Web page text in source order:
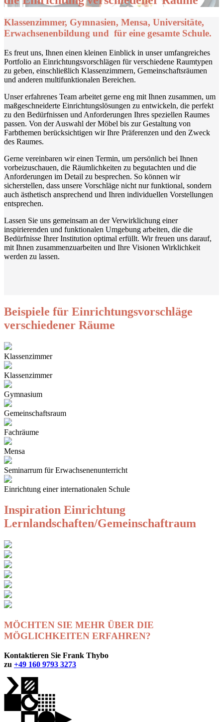
Klassenzimmer, Gymnasien, Mensa, Universitäte,
Erwachsenenbildung und für eine gesamte Schule.
Es freut uns, Ihnen einen kleinen Einblick in unser umfangreiches
Portfolio an Einrichtungsvorschlägen für verschiedene Raumtypen
zu geben, einschließlich Klassenzimmern, Gemeinschaftsräumen
und anderen multifunktionalen Bereichen.
Unser erfahrenes Team arbeitet gerne eng mit Ihnen zusammen, um
maßgeschneiderte Einrichtungslösungen zu entwickeln, die perfekt
zu den Bedürfnissen und Anforderungen Ihres speziellen Raumes
passen. Von der Auswahl der Möbel bis zur Gestaltung von
Farbthemen berücksichtigen wir Ihre Präferenzen und den Zweck
des Raumes.
Gerne vereinbaren wir einen Termin, um persönlich bei Ihnen
vorbeizuschauen, die Räumlichkeiten zu begutachten und die
Anforderungen im Detail zu besprechen. So können wir
sicherstellen, dass unsere Vorschläge nicht nur funktional, sondern
auch ästhetisch ansprechend und Ihren individuellen Vorstellungen
entsprechen.
Lassen Sie uns gemeinsam an der Verwirklichung einer
inspirierenden und funktionalen Umgebung arbeiten, die die
Bedürfnisse Ihrer Institution optimal erfüllt. Wir freuen uns darauf,
mit Ihnen zusammenzuarbeiten und Ihre Visionen Wirklichkeit
werden zu lassen.
Beispiele für Einrichtungsvorschläge
verschiedener Räume
Klassenzimmer
Klassenzimmer
Gymnasium
Gemeinschaftsraum
Fachräume
Mensa
Seminarrum für Erwachsenenunterricht
Einrichtung einer internationalen Schule
Inspiration Einrichtung
Lernlandschaften/Gemeinschaftraum
MÖCHTEN SIE MEHR ÜBER DIE
MÖGLICHKEITEN ERFAHREN?
Kontaktieren Sie Frank Thybo
zu +49 160 9793 3273